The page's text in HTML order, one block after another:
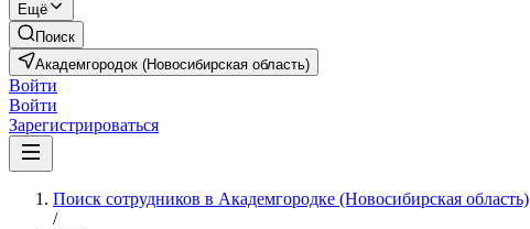
Ещё
Поиск
Академгородок (Новосибирская область)
Войти
Войти
Зарегистрироваться
Поиск сотрудников в Академгородке (Новосибирская область)
/